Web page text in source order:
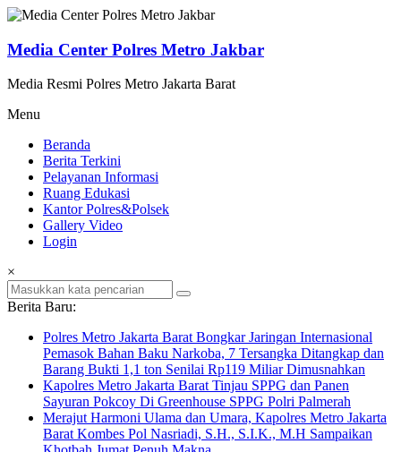
Lompat
konten
Media Center Polres Metro Jakbar
Media Resmi Polres Metro Jakarta Barat
Menu
Beranda
Berita Terkini
Pelayanan Informasi
Ruang Edukasi
Kantor Polres&Polsek
Gallery Video
Login
×
Berita Baru:
Polres Metro Jakarta Barat Bongkar Jaringan Internasional
Pemasok Bahan Baku Narkoba, 7 Tersangka Ditangkap dan
Barang Bukti 1,1 ton Senilai Rp119 Miliar Dimusnahkan
Kapolres Metro Jakarta Barat Tinjau SPPG dan Panen
Sayuran Pokcoy Di Greenhouse SPPG Polri Palmerah
Merajut Harmoni Ulama dan Umara, Kapolres Metro Jakarta
Barat Kombes Pol Nasriadi, S.H., S.I.K., M.H Sampaikan